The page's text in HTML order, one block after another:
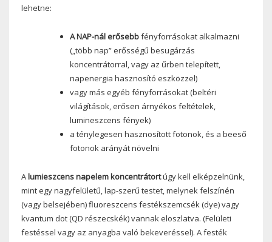
lehetne:
A NAP-nál erősebbfényforrásokat alkalmazni
(„több nap” erősségű besugárzás
koncentrátorral, vagy az űrben telepített,
napenergia hasznosító eszközzel)
vagy más egyéb fényforrásokat (beltéri
világítások, erősen árnyékos feltételek,
lumineszcens fények)
a ténylegesen hasznosított fotonok, és a beeső
fotonok arányát növelni
Alumieszcens napelem koncentrátortúgy kell elképzelnünk,
mint egy nagyfelületű, lap-szerű testet, melynek felszínén
(vagy belsejében) fluoreszcens festékszemcsék (dye) vagy
kvantum dot (QD részecskék) vannak eloszlatva. (Felületi
festéssel vagy az anyagba való bekeveréssel). A festék